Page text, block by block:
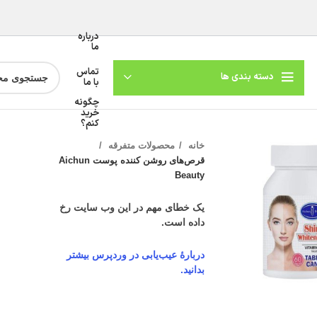
دسته بندی ها
درباره
ما
تماس
با ما
چگونه
خرید
کنم؟
تصویر
خانه
محصولات متفرقه
قرص‌های روشن کننده پوست Aichun
Beauty
یک خطای مهم در این وب سایت رخ
داده است.
دربارهٔ عیب‌یابی در وردپرس بیشتر
بدانید.